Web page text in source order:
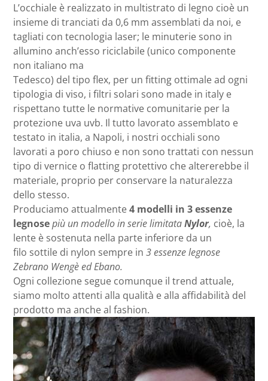
L’occhiale è realizzato in multistrato di legno cioè un
insieme di tranciati da 0,6 mm assemblati da noi, e
tagliati con tecnologia laser; le minuterie sono in
allumino anch’esso riciclabile (unico componente
non italiano ma
Tedesco) del tipo flex, per un fitting ottimale ad ogni
tipologia di viso, i filtri solari sono made in italy e
rispettano tutte le normative comunitarie per la
protezione uva uvb. Il tutto lavorato assemblato e
testato in italia, a Napoli, i nostri occhiali sono
lavorati a poro chiuso e non sono trattati con nessun
tipo di vernice o flatting protettivo che altererebbe il
materiale, proprio per conservare la naturalezza
dello stesso.
Produciamo attualmente4 modelli in 3 essenze
legnosepiù un modello in serie limitataNylor, cioè, la
lente è sostenuta nella parte inferiore da un
filo sottile di nylon sempre in 3 essenze legnose
Zebrano Wengè ed Ebano.
Ogni collezione segue comunque il trend attuale,
siamo molto attenti alla qualità e alla affidabilità del
prodotto ma anche al fashion.